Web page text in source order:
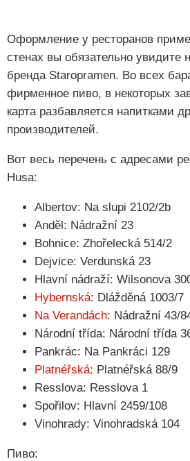
Оформление у ресторанов
стенах вы обязательно увидите
бренда Staropramen. Во всех
фирменное пиво, в некоторых
карта разбавляется напитками
производителей.
Вот весь перечень с адресами
Husa:
Albertov: Na slupi 2102/2b
Anděl: Nádražní 23
Bohnice: Zhořelecká 514/2
Dejvice: Verdunská 23
Hlavní nádraží: Wilsonova
Hybernská: Dlážděná 1003/7
Na Verandách: Nádražní 43/
Národní třída: Národní třída
Pankrác: Na Pankráci 129
Platnéřská: Platnéřská 88/9
Resslova: Resslova 1
Spořilov: Hlavní 2459/108
Vinohrady: Vinohradská 104
Пиво: